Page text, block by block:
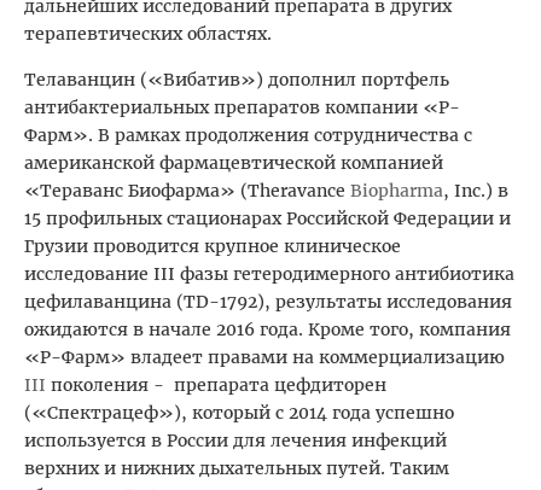
дальнейших исследований препарата в других
терапевтических областях.
Телаванцин («Вибатив») дополнил портфель
антибактериальных препаратов компании «Р-
Фарм». В рамках продолжения сотрудничества с
американской фармацевтической компанией
«Тераванс Биофарма» (Theravance Biopharma, Inc.) в
15 профильных стационарах Российской Федерации и
Грузии проводится крупное клиническое
исследование III фазы гетеродимерного антибиотика
цефилаванцина (TD-1792), результаты исследования
ожидаются в начале 2016 года. Кроме того, компания
«Р-Фарм» владеет правами на коммерциализацию
III поколения - препарата цефдиторен
(«Спектрацеф»), который с 2014 года успешно
используется в России для лечения инфекций
верхних и нижних дыхательных путей. Таким